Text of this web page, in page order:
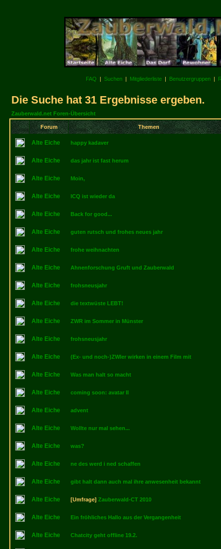
FAQ | Suchen | Mitgliederliste | Benutzergruppen |
Die Suche hat 31 Ergebnisse ergeben.
Zauberwald.net Foren-Übersicht
Forum Themen
Alte Eiche happy kadaver
Alte Eiche das jahr ist fast herum
Alte Eiche Moin,
Alte Eiche ICQ ist wieder da
Alte Eiche Back for good...
Alte Eiche guten rutsch und frohes neues jahr
Alte Eiche frohe weihnachten
Alte Eiche Ahnenforschung Gruft und Zauberwald
Alte Eiche frohsneusjahr
Alte Eiche die textwüste LEBT!
Alte Eiche ZWR im Sommer in Münster
Alte Eiche frohsneusjahr
Alte Eiche (Ex- und noch-)ZWler wirken in einem Film mit
Alte Eiche Was man halt so macht
Alte Eiche coming soon: avatar II
Alte Eiche advent
Alte Eiche Wollte nur mal sehen...
Alte Eiche was?
Alte Eiche ne des werd i ned schaffen
Alte Eiche gibt halt dann auch mal ihre anwesenheit bekannt
Alte Eiche [Umfrage] Zauberwald-CT 2010
Alte Eiche Ein fröhliches Hallo aus der Vergangenheit
Alte Eiche Chatcity geht offline 19.2.